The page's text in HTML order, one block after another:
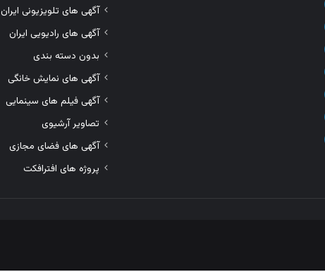
آگهی های تلویزیونی ایران
آگهی های رادیویی ایران
بدون دسته بندی
آگهی های نمایش خانگی
آگهی فیلم های سینمایی
تصاویر آرشیوی
آگهی های فضای مجازی
پروژه های افترافکت